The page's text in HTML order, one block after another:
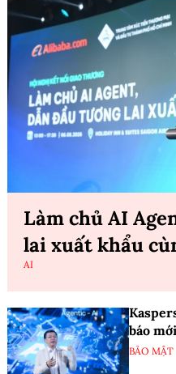
Làm chủ AI
lai xuất khẩu
AI
báo mới
BẢO MẬT